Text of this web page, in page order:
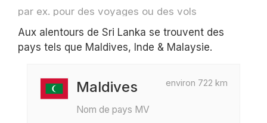
par ex. pour des voyages ou des vols
Aux alentours de Sri Lanka se trouvent des
pays tels que Maldives, Inde & Malaysie.
environ 722 km
Maldives
Nom de pays MV